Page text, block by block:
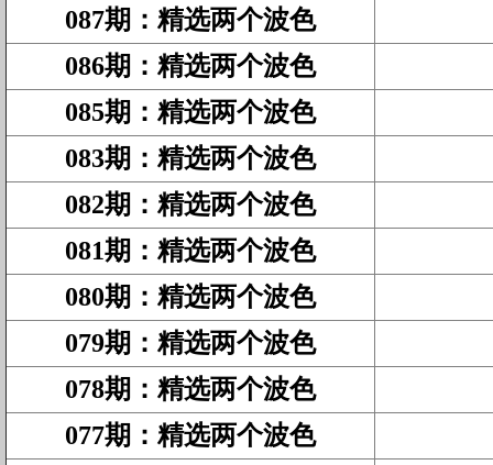
087期 ： 精选两个波色
086期 ： 精选两个波色
085期 ： 精选两个波色
083期 ： 精选两个波色
082期 ： 精选两个波色
081期 ： 精选两个波色
080期 ： 精选两个波色
079期 ： 精选两个波色
078期 ： 精选两个波色
077期 ： 精选两个波色